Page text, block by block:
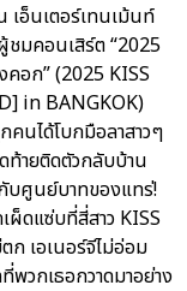
เอ็นเตอร์เทนเม้นท์
ชมคอนเสิร์ต “2025
อก” (2025 KISS
in BANGKOK)
นได้โบกมือลาสาวๆ
ท้ายติดตัวกลับบ้าน
บศูนย์บาทของแทร่!
ผ็ดแซ่บที่สี่สาว KISS
ก เอเนอร์จีไม่อ่อม
พวกเธอกวาดมาอย่าง